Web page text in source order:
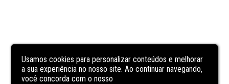
Usamos cookies para personalizar conteúdos e melhorar
a sua experiência no nosso site. Ao continuar navegando,
você concorda com o nosso